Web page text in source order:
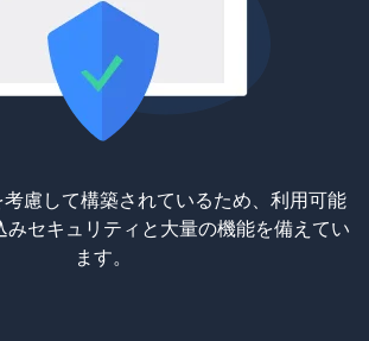
慮して構築されているため、利用可能
みセキュリティと大量の機能を備えてい
ます。